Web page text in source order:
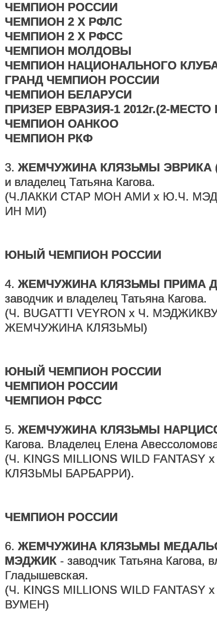
ЧЕМПИОН РОССИИ
ЧЕМПИОН 2 Х РФЛС
ЧЕМПИОН 2 Х РФСС
ЧЕМПИОН МОЛДОВЫ
ЧЕМПИОН НАЦИОНАЛЬНОГО
ГРАНД ЧЕМПИОН РОССИИ
ЧЕМПИОН БЕЛАРУСИ
ПРИЗЕР ЕВРАЗИЯ-1 2012г.(2-МЕСТО
ЧЕМПИОН ОАНКОО
ЧЕМПИОН РКФ
3. ЖЕМЧУЖИНА КЛЯЗЬМЫ ЭВРИКА
и владелец Татьяна Кагова.
(Ч.ЛАККИ СТАР МОН АМИ х Ю.Ч.
ИН МИ)
ЮНЫЙ ЧЕМПИОН РОССИИ
4. ЖЕМЧУЖИНА КЛЯЗЬМЫ ПРИМА
заводчик и владелец Татьяна Кагова.
(Ч. BUGATTI VEYRON х Ч.
ЖЕМЧУЖИНА КЛЯЗЬМЫ)
ЮНЫЙ ЧЕМПИОН РОССИИ
ЧЕМПИОН РОССИИ
ЧЕМПИОН РФСС
5. ЖЕМЧУЖИНА КЛЯЗЬМЫ
Кагова. Владелец Елена
(Ч. KINGS MILLIONS WILD
КЛЯЗЬМЫ БАРБАРРИ).
ЧЕМПИОН РОССИИ
6. ЖЕМЧУЖИНА КЛЯЗЬМЫ
МЭДЖИК - заводчик Татьяна Кагова,
Гладышевская.
(Ч. KINGS MILLIONS WILD
ВУМЕН)